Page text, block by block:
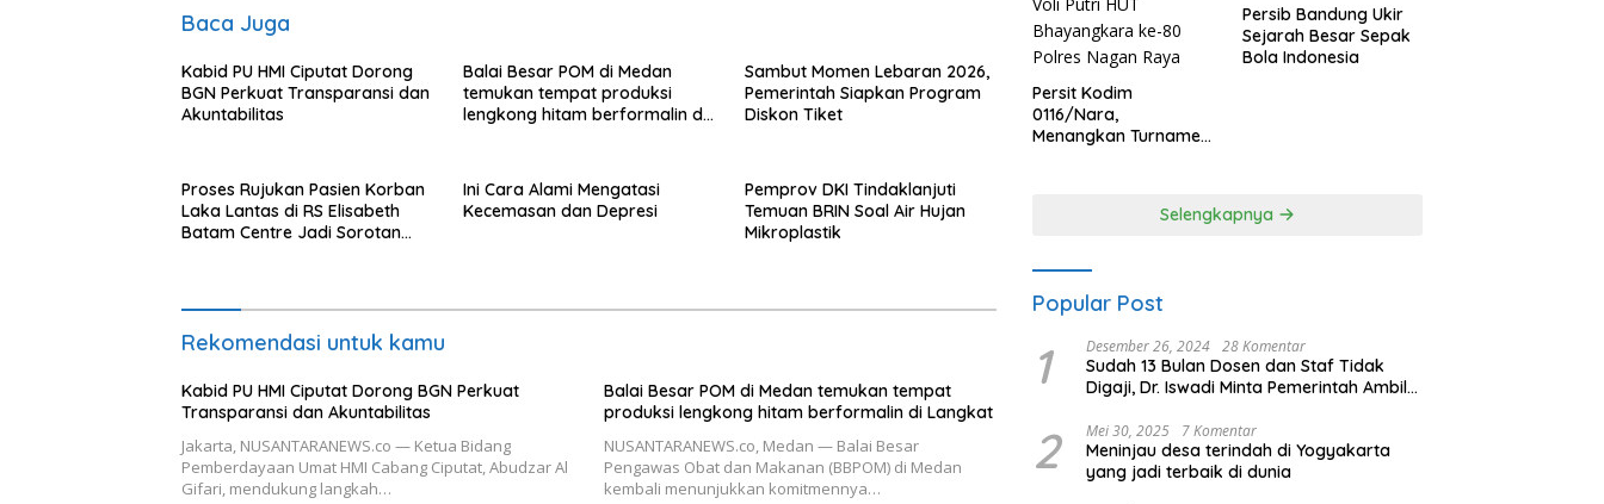
Baca Juga
Kabid PU HMI Ciputat Dorong
BGN Perkuat Transparansi dan
Akuntabilitas
Balai Besar POM di Medan
temukan tempat produksi
lengkong hitam berformalin di
Sambut Momen Lebaran 2026,
Pemerintah Siapkan Program
Diskon Tiket
Proses Rujukan Pasien Korban
Laka Lantas di RS Elisabeth
Batam Centre Jadi Sorotan
Ini Cara Alami Mengatasi
Kecemasan dan Depresi
Pemprov DKI Tindaklanjuti
Temuan BRIN Soal Air Hujan
Mikroplastik
Rekomendasi untuk kamu
Kabid PU HMI Ciputat Dorong BGN Perkuat
Transparansi dan Akuntabilitas
Jakarta, NUSANTARANEWS.co — Ketua Bidang
Pemberdayaan Umat HMI Cabang Ciputat, Abudzar Al
Gifari, mendukung langkah…
Balai Besar POM di Medan temukan tempat
produksi lengkong hitam berformalin di Langkat
NUSANTARANEWS.co, Medan — Balai Besar
Pengawas Obat dan Makanan (BBPOM) di Medan
kembali menunjukkan komitmennya…
Persit Kodim
0116/Nara,
Menangkan Turnamen
Persib Bandung Ukir
Sejarah Besar Sepak
Bola Indonesia
Selengkapnya
Popular Post
1 Desember 26, 2024 28 Komentar
Sudah 13 Bulan Dosen dan Staf Tidak
Digaji, Dr. Iswadi Minta Pemerintah Ambil
2 Mei 30, 2025 7 Komentar
Meninjau desa terindah di Yogyakarta
yang jadi terbaik di dunia